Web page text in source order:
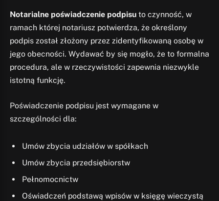
Notarialne poświadczenie podpisu to czynność, w
ramach której notariusz potwierdza, że określony
podpis został złożony przez zidentyfikowaną osobę w
jego obecności. Wydawać by się mogło, że to formalna
procedura, ale w rzeczywistości zapewnia niezwykle
istotną funkcję.
Poświadczenie podpisu jest wymagane w
szczególności dla:
Umów zbycia udziałów w spółkach
Umów zbycia przedsiębiorstw
Pełnomocnictw
Oświadczeń podstawą wpisów w księgę wieczystą